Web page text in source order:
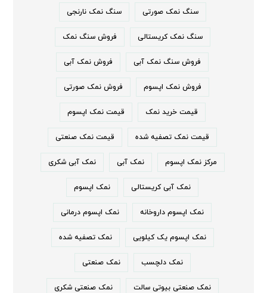
سنگ نمک صورتی سنگ نمک نارنجی
سنگ نمک کریستالی فروش سنگ نمک
فروش سنگ نمک آبی فروش نمک آبی
فروش نمک اپسوم فروش نمک صورتی
قیمت خرید نمک قیمت نمک اپسوم
قیمت نمک تصفیه شده قیمت نمک صنعتی
مرکز نمک اپسوم نمک آبی نمک آبی شکری
نمک آبی کریستالی نمک اپسوم
نمک اپسوم داروخانه نمک اپسوم درمانی
نمک اپسوم یک کیلویی نمک تصفیه شده
نمک دلچسب نمک صنعتی
نمک صنعتی بیوتی سالت نمک صنعتی شکری